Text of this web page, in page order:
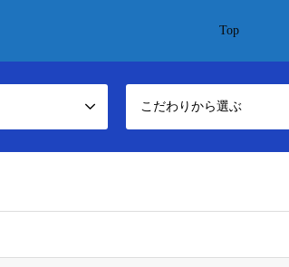
Top
こだわりから選ぶ